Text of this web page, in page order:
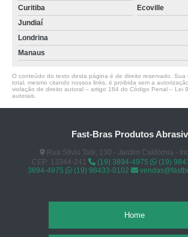
Curitiba
Ecoville
Jundiaí
Londrina
Manaus
O conteúdo do texto desta página é de direito reservado. Sua
total, mesmo citando nossos links, é proibida sem a
violação de direito autoral – artigo 184 do Código Penal – Lei
autorais
Fast-Bras Produtos
Rua Sílvio Talli, 130 - Jardim Califórnia -
CEP: 13344-241
(19) 3894-4975 (19)
3894-4975
(19) 98433-0102
Home